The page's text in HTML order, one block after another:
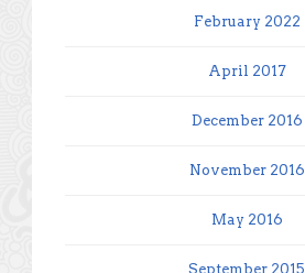
February 2022
April 2017
December 2016
November 2016
May 2016
September 2015